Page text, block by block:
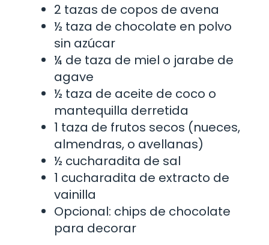
2 tazas de copos de avena
½ taza de chocolate en polvo
sin azúcar
¼ de taza de miel o jarabe de
agave
½ taza de aceite de coco o
mantequilla derretida
1 taza de frutos secos (nueces,
almendras, o avellanas)
½ cucharadita de sal
1 cucharadita de extracto de
vainilla
Opcional: chips de chocolate
para decorar